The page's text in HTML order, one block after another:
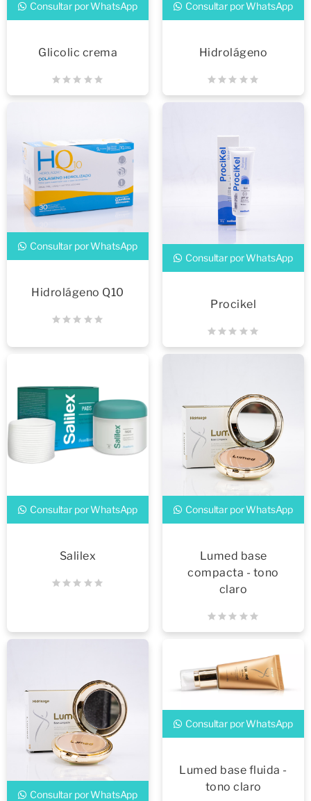
Consultar por WhatsApp
Glicolic crema
Consultar por WhatsApp
Hidrolágeno
Consultar por WhatsApp
Hidrolágeno Q10
Consultar por WhatsApp
Procikel
Consultar por WhatsApp
Salilex
Consultar por WhatsApp
Lumed base
compacta - tono
claro
Consultar por WhatsApp
Consultar por WhatsApp
Lumed base fluida -
tono claro